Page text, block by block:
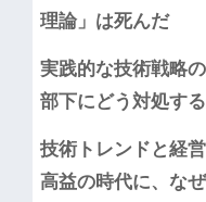
理論」は死んだ
実践的な技術戦略
部下にどう対処する
技術トレンドと経
高益の時代に、な